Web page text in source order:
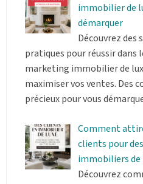
immobilier de
démarquer
Découvrez des
pratiques pour réussir dans
marketing immobilier de
maximiser vos ventes. Des
précieux pour vous
Comment
clients pour
immobiliers de
Découvrez